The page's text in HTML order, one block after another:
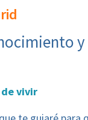
de vivir